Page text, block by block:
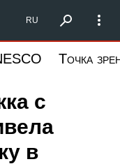
Запад
RU
Точка
с
в